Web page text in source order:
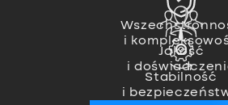
i
projektu od pomysłu,
wykonanie, aż po
Jakość
i
Nasz team ekspertów
nam na realizację
najbardziej
projektów.
Stabilność
i
Jesteśmy zawsze,
potrzebujesz.
opiekę
specjalisty, który
stabilność Twoich